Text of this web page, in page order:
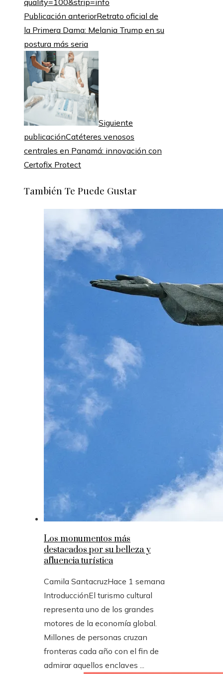
Publicación anteriorRetrato oficial de
la Primera Dama: Melania Trump en su
postura más seria
Siguiente
publicaciónCatéteres venosos
centrales en Panamá: innovación con
Certofix Protect
También Te Puede Gustar
Los monumentos más
destacados por su belleza y
afluencia turística
Camila SantacruzHace 1 semana
IntroducciónEl turismo cultural
representa uno de los grandes
motores de la economía global.
Millones de personas cruzan
fronteras cada año con el fin de
admirar aquellos enclaves ...